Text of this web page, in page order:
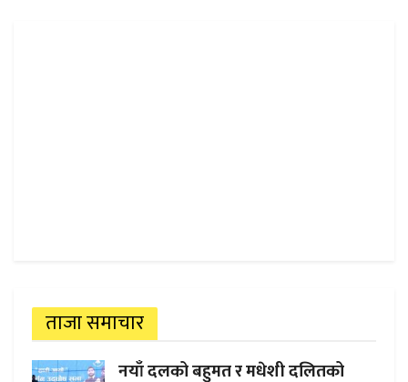
ताजा समाचार
नयाँ दलको बहुमत र मधेशी दलितको